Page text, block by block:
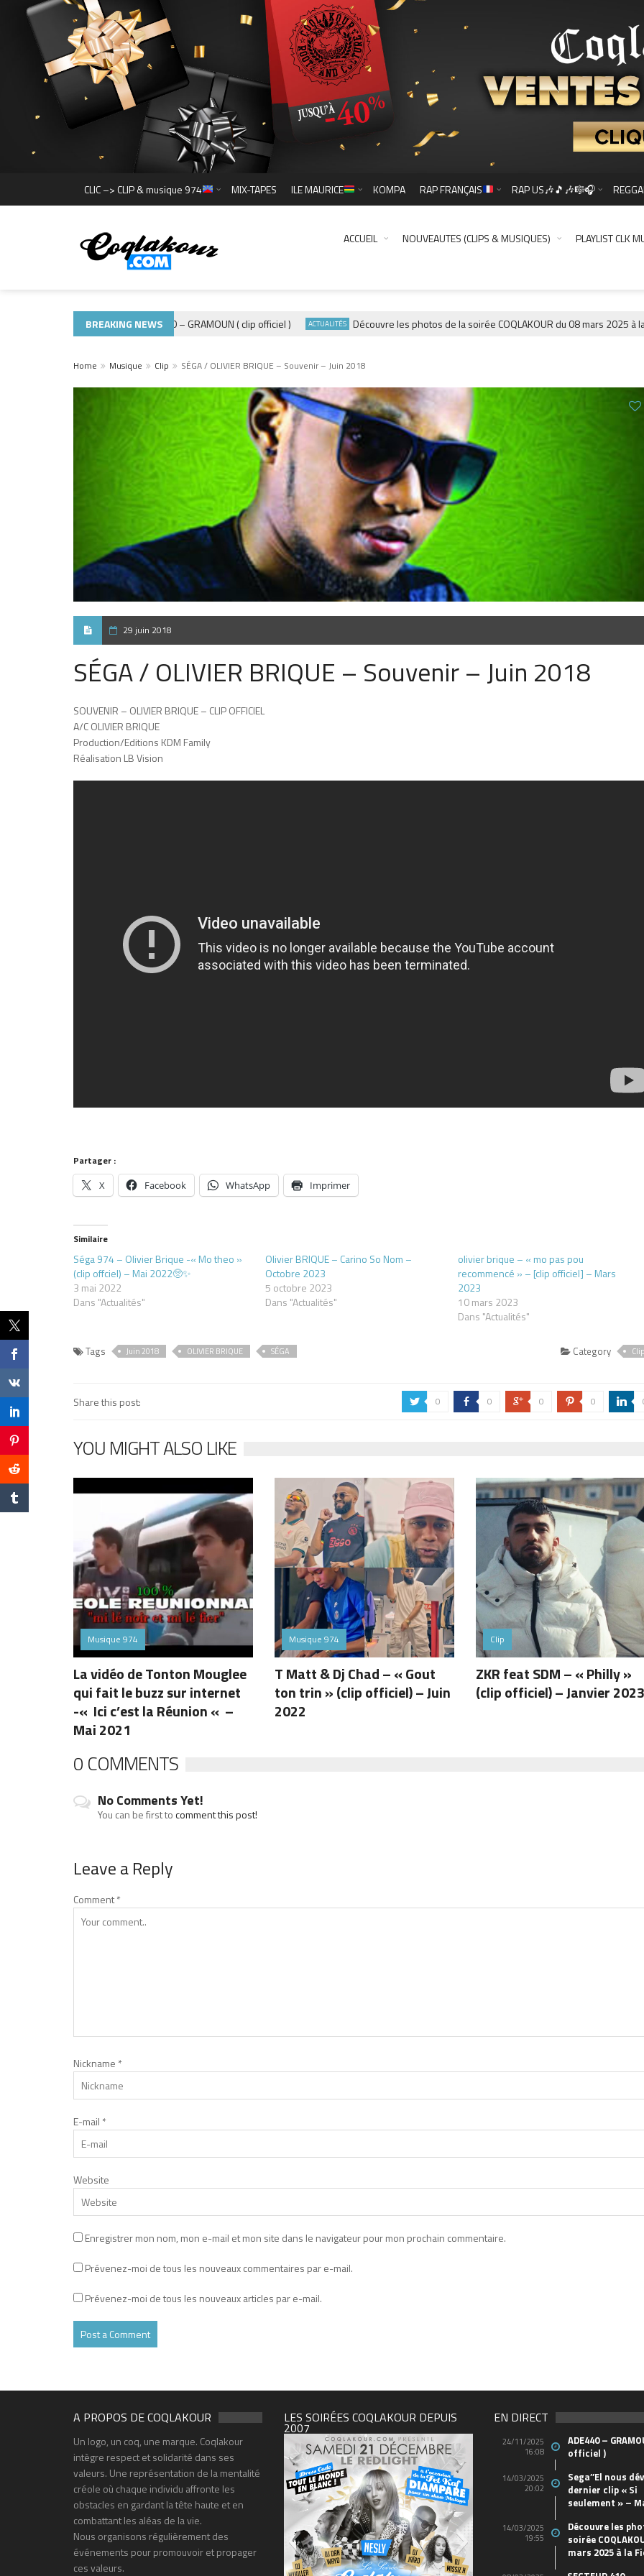
CLIC –> CLIP & musique 974 MIX-TAPES ILE MAURICE KOMPA RAP FRANÇAIS RAP US🎶🎵🎶🎼🎧
ACCUEIL NOUVEAUTES (CLIPS & MUSIQUES) PLAYLIST CLK
BREAKING NEWS
ACTUALITÉS ADE440 – GRAMOUN ( clip officiel ) ACTUALITÉS Découvre les photos de la soirée COQLAKOUR du 08 mars 2025 à la
Home Musique Clip SÉGA / OLIVIER BRIQUE – Souvenir – Juin 2018
29 juin 2018
SÉGA / OLIVIER BRIQUE – Souvenir – Juin 2018
SOUVENIR – OLIVIER BRIQUE – CLIP OFFICIEL
A/C OLIVIER BRIQUE
Production/Editions KDM Family
Réalisation LB Vision
Partager :
X Facebook WhatsApp Imprimer
Similaire
Séga 974 – Olivier Brique -« Mo theo »
(clip offciel) – Mai 2022🥺✨
3 mai 2022
Dans "Actualités"
Olivier BRIQUE – Carino So Nom –
Octobre 2023
5 octobre 2023
Dans "Actualités"
olivier brique – « mo pas pou
recommencé » – [clip officiel] – Mars
2023
10 mars 2023
Dans "Actualités"
Tags Juin 2018 OLIVIER BRIQUE SÉGA Category
Share this post: a 0 b 0 c 0 d 0 j
YOU MIGHT ALSO LIKE
Musique 974
La vidéo de Tonton Mouglee
qui fait le buzz sur internet
-« Ici c’est la Réunion « –
Mai 2021
Musique 974
T Matt & Dj Chad – « Gout
ton trin » (clip officiel) – Juin
2022
Clip
ZKR feat SDM – « Philly »
(clip officiel) – Janvier 2023
0 COMMENTS
No Comments Yet!
You can be first tocomment this post!
Leave a Reply
Comment*
Nickname *
E-mail *
Website
Enregistrer mon nom, mon e-mail et mon site dans le navigateur pour mon prochain commentaire.
Prévenez-moi de tous les nouveaux commentaires par e-mail.
Prévenez-moi de tous les nouveaux articles par e-mail.
A PROPOS DE COQLAKOUR
Un logo, un coq, une marque. Coqlakour
intègre respect et solidarité dans ses
valeurs. Une représentation de la mentalité
créole où chaque individu affronte les
obstacles en gardant la tête haute et en
combattant les aléas de la vie.
Nous organisons régulièrement des
événements pour promouvoir et propager
ces valeurs.
LES SOIRÉES COQLAKOUR DEPUIS
2007
EN DIRECT
24/11/2025
16:08
ADE440 –
officiel )
14/03/2025
20:02
Sega’’El nous
dernier clip « Si
seulement » –
14/03/2025
19:55
Découvre les
soirée
mars 2025 à la